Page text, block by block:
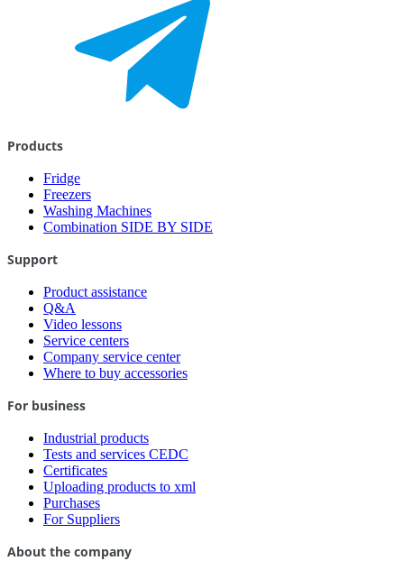
Products
Fridge
Freezers
Washing Machines
Combination SIDE BY SIDE
Support
Product assistance
Q&A
Video lessons
Service centers
Company service center
Where to buy accessories
For business
Industrial products
Tests and services CEDC
Certificates
Uploading products to xml
Purchases
For Suppliers
About the company